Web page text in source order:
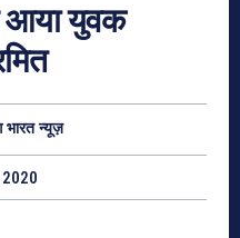
आया युवक
भारत न्यूज़